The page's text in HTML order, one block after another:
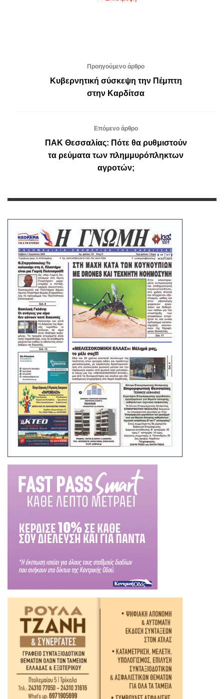
Προηγούμενο άρθρο
Κυβερνητική σύσκεψη την Πέμπτη
στην Καρδίτσα
Επόμενο άρθρο
ΠΑΚ Θεσσαλίας: Πότε θα ρυθμιστούν
τα ρεύματα των πλημμυρόπληκτων
αγροτών;